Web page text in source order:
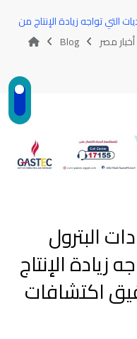
التي تواجه زيادة الإنتاج من
أخبار مصر
Blog
البترول
زيادة الإنتاج
اكتشافات